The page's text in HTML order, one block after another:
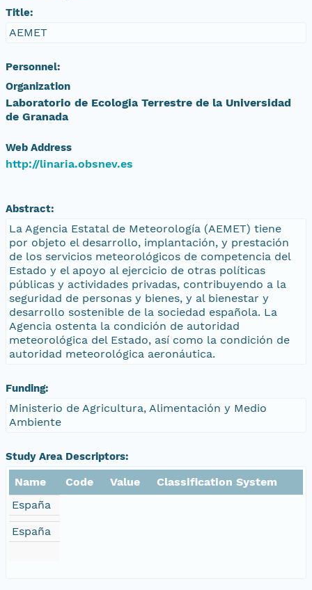
Title:
AEMET
Personnel:
Organization
Laboratorio de Ecologia Terrestre de la Universidad
de Granada
Web Address
http://linaria.obsnev.es
Abstract:
La Agencia Estatal de Meteorología (AEMET) tiene
por objeto el desarrollo, implantación, y prestación
de los servicios meteorológicos de competencia del
Estado y el apoyo al ejercicio de otras políticas
públicas y actividades privadas, contribuyendo a la
seguridad de personas y bienes, y al bienestar y
desarrollo sostenible de la sociedad española. La
Agencia ostenta la condición de autoridad
meteorológica del Estado, así como la condición de
autoridad meteorológica aeronáutica.
Funding:
Ministerio de Agricultura, Alimentación y Medio
Ambiente
Study Area Descriptors:
Name Code Value
Classification System
España
España